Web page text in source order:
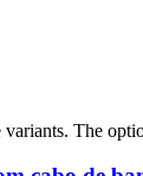
The